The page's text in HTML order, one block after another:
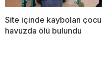
Site içinde kaybolan
havuzda ölü bulundu